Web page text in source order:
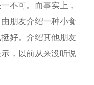
不可。而事实上，
朋友介绍一种小食
好。介绍其他朋友
，以前从来没听说
也见不到这种产